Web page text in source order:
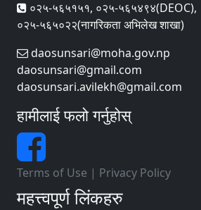
०२५-५६५१५१, ०२५-५६५४९४(DEOC),
०२५-५६५०२२(नागरिकता अभिलेख शाखा)
daosunsari@moha.gov.np
daosunsari@gmail.com
daosunsari.avilekh@gmail.com
हामीलाई फलो गर्नुहोस्
Terms of Use | Privacy Policy
महत्त्वपूर्ण लिंकहरु